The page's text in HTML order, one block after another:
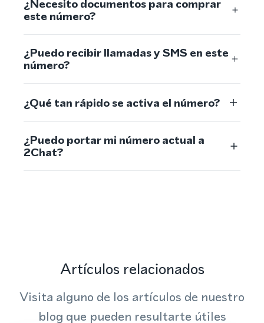
¿Necesito documentos para comprar
este número?
¿Puedo recibir llamadas y SMS en este
número?
¿Qué tan rápido se activa el número?
¿Puedo portar mi número actual a
2Chat?
Artículos relacionados
Visita alguno de los artículos de nuestro
blog que pueden resultarte útiles